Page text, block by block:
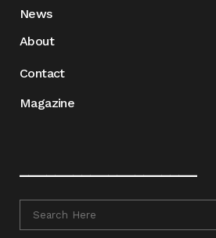
News
About
Contact
Magazine